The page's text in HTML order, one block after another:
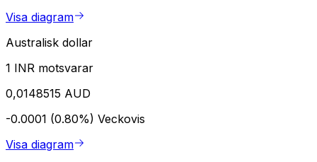
Visa diagram
Australisk dollar
1 INR motsvarar
0,0148515 AUD
-0.0001 (0.80%) Veckovis
Visa diagram